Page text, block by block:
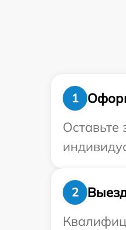
1
Оставьте
2